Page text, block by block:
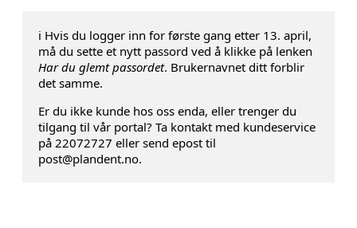
ℹ️ Hvis du logger inn for første gang etter 13. april,
må du sette et nytt passord ved å klikke på lenken
Har du glemt passordet. Brukernavnet ditt forblir
det samme.
Er du ikke kunde hos oss enda, eller trenger du
tilgang til vår portal? Ta kontakt med kundeservice
på 22072727 eller send epost til
post@plandent.no.